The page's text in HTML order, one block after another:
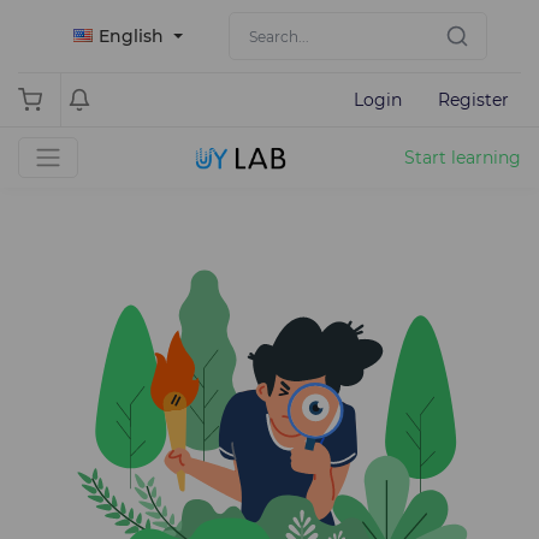
English
Login Register
Start learning